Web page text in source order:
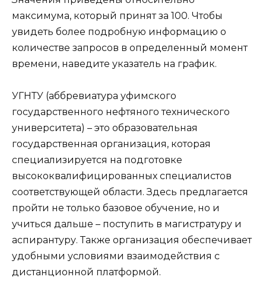
максимума, который принят за 100. Чтобы
увидеть более подробную информацию о
количестве запросов в определенный момент
времени, наведите указатель на график.
УГНТУ (аббревиатура уфимского
государственного нефтяного технического
университета) – это образовательная
государственная организация, которая
специализируется на подготовке
высококвалифицированных специалистов
соответствующей области. Здесь предлагается
пройти не только базовое обучение, но и
учиться дальше – поступить в магистратуру и
аспирантуру. Также организация обеспечивает
удобными условиями взаимодействия с
дистанционной платформой.